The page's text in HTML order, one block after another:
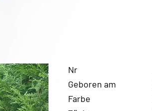
Nr
Geboren am
Farbe